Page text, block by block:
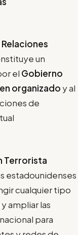
un
el Gobierno
organizado y al
de
Terrorista
estadounidenses
cualquier tipo
ampliar las
para